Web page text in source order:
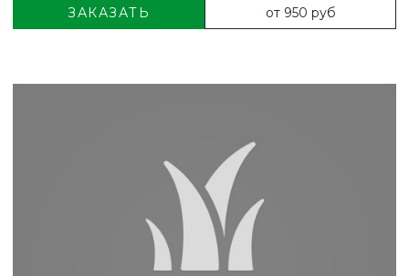
ЗАКАЗАТЬ от 950 руб